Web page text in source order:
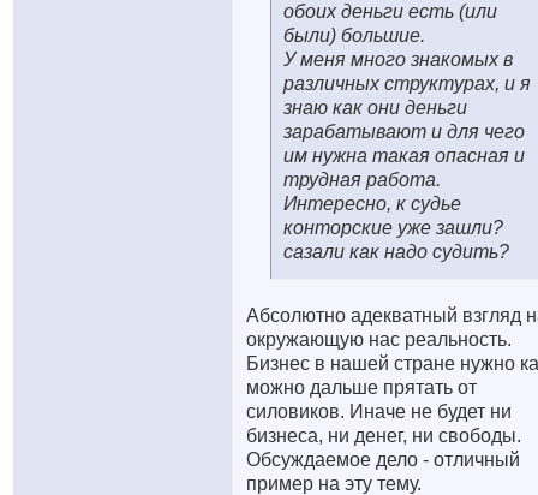
обоих деньги есть (или
были) большие.
У меня много знакомых в
различных структурах, и я
знаю как они деньги
зарабатывают и для чего
им нужна такая опасная и
трудная работа.
Интересно, к судье
конторские уже зашли?
сазали как надо судить?
Абсолютно адекватный взгляд
окружающую нас реальность.
Бизнес в нашей стране нужно
можно дальше прятать от
силовиков. Иначе не будет ни
бизнеса, ни денег, ни свободы.
Обсуждаемое дело - отличный
пример на эту тему.